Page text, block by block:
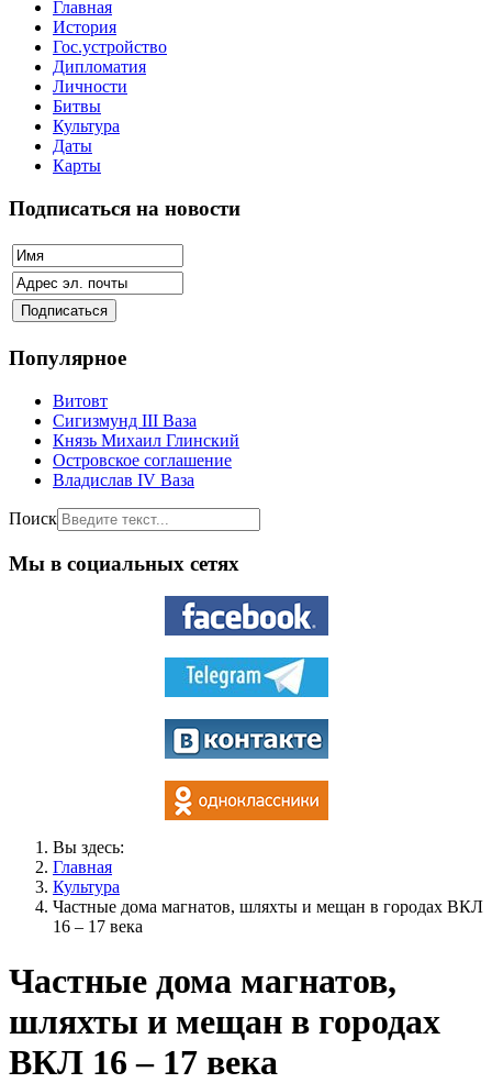
Главная
История
Гос.устройство
Дипломатия
Личности
Битвы
Культура
Даты
Карты
Подписаться на новости
Популярное
Витовт
Сигизмунд III Ваза
Князь Михаил Глинский
Островское соглашение
Владислав IV Ваза
Поиск
Мы в социальных сетях
Вы здесь:
Главная
Культура
Частные дома магнатов, шляхты и мещан в городах ВКЛ
16 – 17 века
Частные дома магнатов,
шляхты и мещан в городах
ВКЛ 16 – 17 века